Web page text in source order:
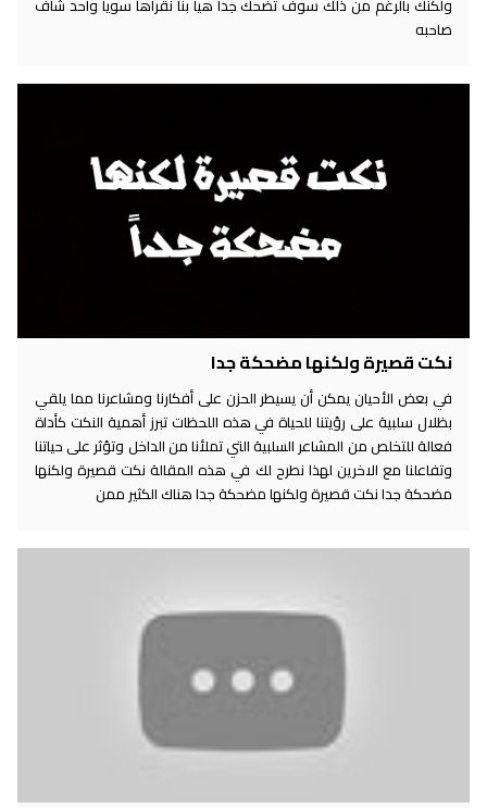
صاحبه
نكت قصيرة ولكنها مضحكة جدا
في بعض الأحيان يمكن أن يسيطر الحزن على أفكارنا ومشاعرنا مما يلقي
بظلال سلبية على رؤيتنا للحياة في هذه اللحظات تبرز أهمية النكت كأداة
فعالة للتخلص من المشاعر السلبية التي تملأنا من الداخل وتؤثر على حياتنا
وتفاعلنا مع الاخرين لهذا نطرح لك في هذه المقالة نكت قصيرة ولكنها
مضحكة جدا نكت قصيرة ولكنها مضحكة جدا هناك الكثير ممن